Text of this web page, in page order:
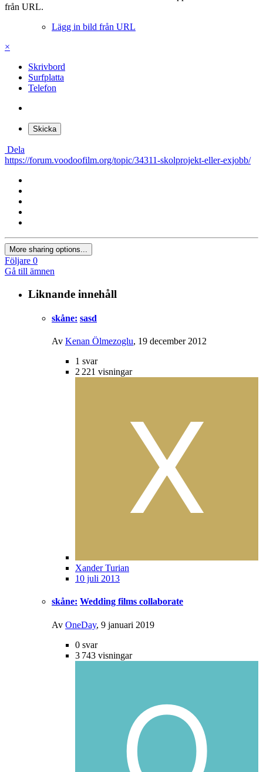
från URL.
Lägg in bild från URL
×
Skrivbord
Surfplatta
Telefon
Skicka
Dela
https://forum.voodoofilm.org/topic/34311-skolprojekt-eller-exjobb/
More sharing options...
Följare 0
Gå till ämnen
Liknande innehåll
skåne: sasd
Av Kenan Ölmezoglu, 19 december 2012
1 svar
2 221 visningar
Xander Turian
10 juli 2013
skåne: Wedding films collaborate
Av OneDay, 9 januari 2019
0 svar
3 743 visningar